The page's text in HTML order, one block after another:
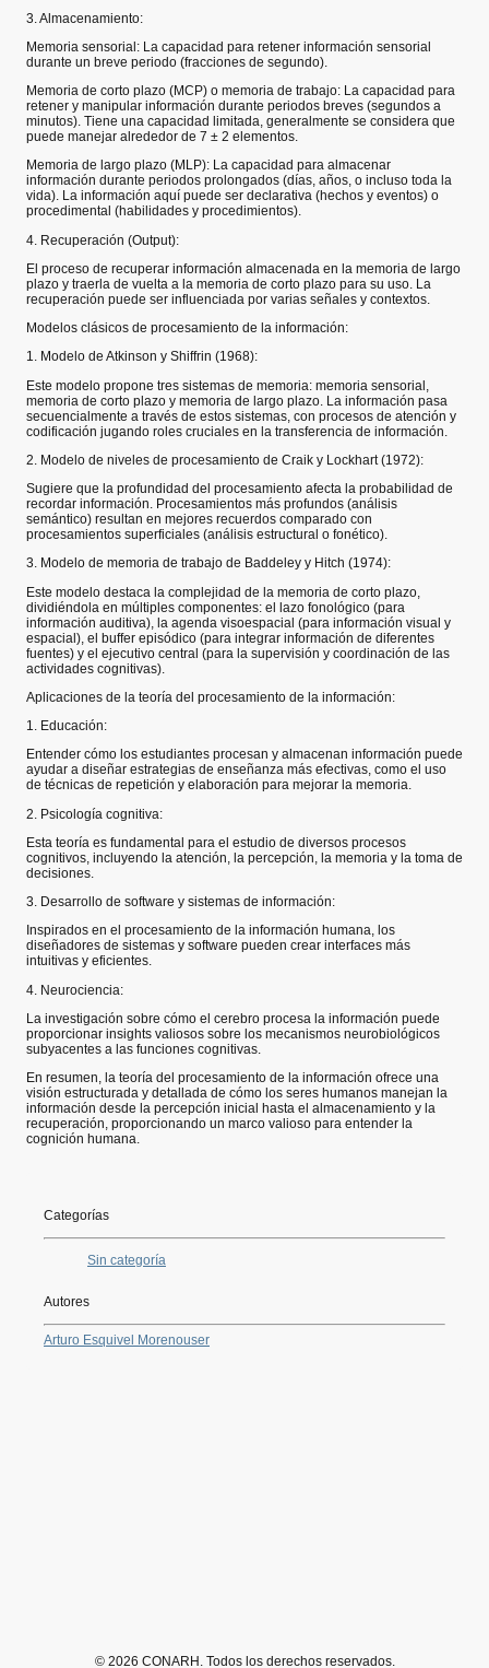
3. Almacenamiento:
Memoria sensorial: La capacidad para retener información sensorial
durante un breve periodo (fracciones de segundo).
Memoria de corto plazo (MCP) o memoria de trabajo: La capacidad para
retener y manipular información durante periodos breves (segundos a
minutos). Tiene una capacidad limitada, generalmente se considera que
puede manejar alrededor de 7 ± 2 elementos.
Memoria de largo plazo (MLP): La capacidad para almacenar
información durante periodos prolongados (días, años, o incluso toda la
vida). La información aquí puede ser declarativa (hechos y eventos) o
procedimental (habilidades y procedimientos).
4. Recuperación (Output):
El proceso de recuperar información almacenada en la memoria de largo
plazo y traerla de vuelta a la memoria de corto plazo para su uso. La
recuperación puede ser influenciada por varias señales y contextos.
Modelos clásicos de procesamiento de la información:
1. Modelo de Atkinson y Shiffrin (1968):
Este modelo propone tres sistemas de memoria: memoria sensorial,
memoria de corto plazo y memoria de largo plazo. La información pasa
secuencialmente a través de estos sistemas, con procesos de atención y
codificación jugando roles cruciales en la transferencia de información.
2. Modelo de niveles de procesamiento de Craik y Lockhart (1972):
Sugiere que la profundidad del procesamiento afecta la probabilidad de
recordar información. Procesamientos más profundos (análisis
semántico) resultan en mejores recuerdos comparado con
procesamientos superficiales (análisis estructural o fonético).
3. Modelo de memoria de trabajo de Baddeley y Hitch (1974):
Este modelo destaca la complejidad de la memoria de corto plazo,
dividiéndola en múltiples componentes: el lazo fonológico (para
información auditiva), la agenda visoespacial (para información visual y
espacial), el buffer episódico (para integrar información de diferentes
fuentes) y el ejecutivo central (para la supervisión y coordinación de las
actividades cognitivas).
Aplicaciones de la teoría del procesamiento de la información:
1. Educación:
Entender cómo los estudiantes procesan y almacenan información puede
ayudar a diseñar estrategias de enseñanza más efectivas, como el uso
de técnicas de repetición y elaboración para mejorar la memoria.
2. Psicología cognitiva:
Esta teoría es fundamental para el estudio de diversos procesos
cognitivos, incluyendo la atención, la percepción, la memoria y la toma de
decisiones.
3. Desarrollo de software y sistemas de información:
Inspirados en el procesamiento de la información humana, los
diseñadores de sistemas y software pueden crear interfaces más
intuitivas y eficientes.
4. Neurociencia:
La investigación sobre cómo el cerebro procesa la información puede
proporcionar insights valiosos sobre los mecanismos neurobiológicos
subyacentes a las funciones cognitivas.
En resumen, la teoría del procesamiento de la información ofrece una
visión estructurada y detallada de cómo los seres humanos manejan la
información desde la percepción inicial hasta el almacenamiento y la
recuperación, proporcionando un marco valioso para entender la
cognición humana.
Categorías
Sin categoría
Autores
Arturo Esquivel Morenouser
© 2026 CONARH. Todos los derechos reservados.